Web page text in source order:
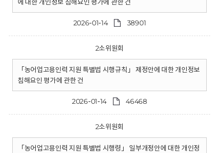
에 대한 개인정보 침해요인 평가에 관한 건
2026-01-14 38901
2소위원회
「농어업고용인력 지원 특별법 시행규칙」 제정안에 대한 개인정보
침해요인 평가에 관한 건
2026-01-14 46468
2소위원회
「농어업고용인력 지원 특별법 시행령」 일부개정안에 대한 개인정